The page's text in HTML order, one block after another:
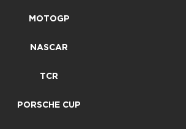
MOTOGP
NASCAR
TCR
PORSCHE CUP